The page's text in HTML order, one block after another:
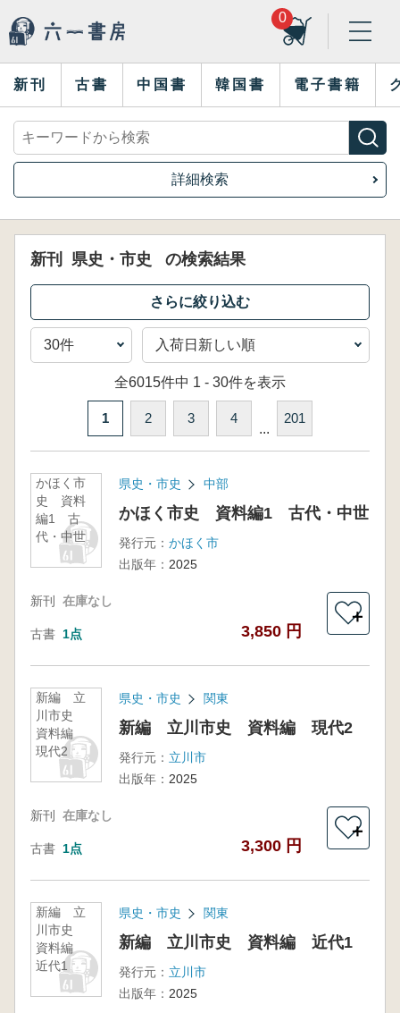
0
新刊 古書 中国書 韓国書 電子書籍
詳細検索
新刊 県史・市史 の検索結果
全6015件中 1 - 30件を表示
1 2 3 4
...
201
かほく市
史 資料
編1 古
代・中世
県史・市史 中部
かほく市史 資料編1 古代・中世
発行元： かほく市
出版年： 2025
新刊 在庫なし
古書 1点 3,850 円
＋
新編 立
川市史
資料編
現代2
県史・市史 関東
新編 立川市史 資料編 現代2
発行元： 立川市
出版年： 2025
新刊 在庫なし
古書 1点 3,300 円
＋
新編 立
川市史
資料編
近代1
県史・市史 関東
新編 立川市史 資料編 近代1
発行元： 立川市
出版年： 2025